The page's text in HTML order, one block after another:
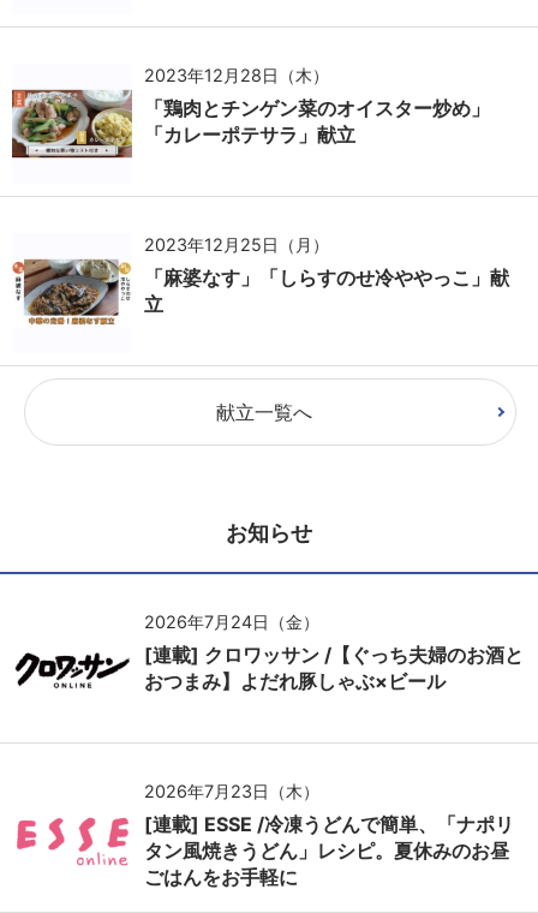
2023年12月28日（木）
「鶏肉とチンゲン菜のオイスター炒め」
「カレーポテサラ」献立
2023年12月25日（月）
「麻婆なす」「しらすのせ冷ややっこ」献
立
献立一覧へ
お知らせ
2026年7月24日（金）
[連載] クロワッサン /【ぐっち夫婦のお酒と
おつまみ】よだれ豚しゃぶ×ビール
2026年7月23日（木）
[連載] ESSE /冷凍うどんで簡単、「ナポリ
タン風焼きうどん」レシピ。夏休みのお昼
ごはんをお手軽に